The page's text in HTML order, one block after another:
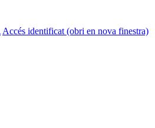
Accés identificat (obri en nova finestra)